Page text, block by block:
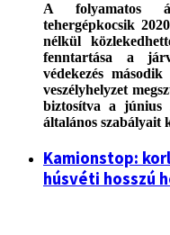
A folyamatos
tehergépkocsik
nélkül
fenntartása a
védekezés
veszélyhelyzet
biztosítva a június
általános szabályait
Kamionstop:
húsvéti hosszú